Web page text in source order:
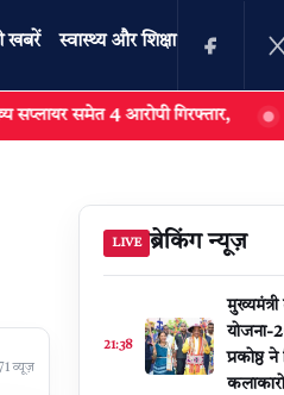
खबरें स्वास्थ्य और शिक्षा
खोजें
गिरफ्तार, पीएचई पंप
व्यूज़
LIVE ब्रेकिंग न्यूज़
21:38
योजना-
प्रकोष्ठ